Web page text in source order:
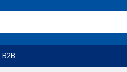
B2B